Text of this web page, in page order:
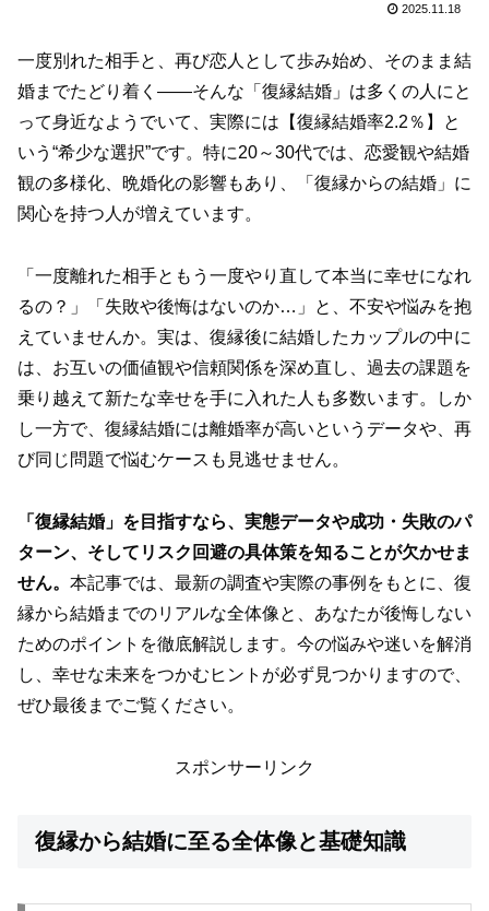
2025.11.18
一度別れた相手と、再び恋人として歩み始め、そのまま結
婚までたどり着く――そんな「復縁結婚」は多くの人にと
って身近なようでいて、実際には【復縁結婚率2.2％】と
いう“希少な選択”です。特に20～30代では、恋愛観や結婚
観の多様化、晩婚化の影響もあり、「復縁からの結婚」に
関心を持つ人が増えています。
「一度離れた相手ともう一度やり直して本当に幸せになれ
るの？」「失敗や後悔はないのか…」と、不安や悩みを抱
えていませんか。実は、復縁後に結婚したカップルの中に
は、お互いの価値観や信頼関係を深め直し、過去の課題を
乗り越えて新たな幸せを手に入れた人も多数います。しか
し一方で、復縁結婚には離婚率が高いというデータや、再
び同じ問題で悩むケースも見逃せません。
「復縁結婚」を目指すなら、実態データや成功・失敗のパ
ターン、そしてリスク回避の具体策を知ることが欠かせま
せん。 本記事では、最新の調査や実際の事例をもとに、復
縁から結婚までのリアルな全体像と、あなたが後悔しない
ためのポイントを徹底解説します。今の悩みや迷いを解消
し、幸せな未来をつかむヒントが必ず見つかりますので、
ぜひ最後までご覧ください。
スポンサーリンク
復縁から結婚に至る全体像と基礎知識